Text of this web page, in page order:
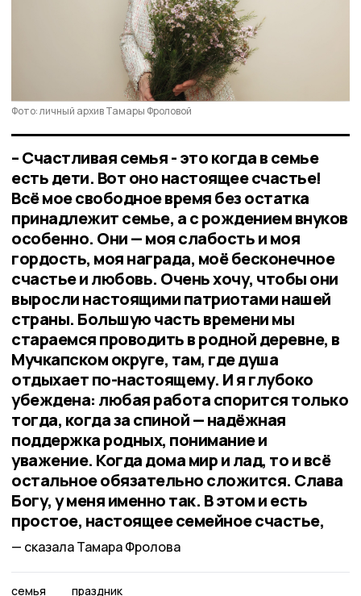
Фото: личный архив Тамары Фроловой
– Счастливая семья - это когда в семье
есть дети. Вот оно настоящее счастье!
Всё мое свободное время без остатка
принадлежит семье, а с рождением внуков
особенно. Они — моя слабость и моя
гордость, моя награда, моё бесконечное
счастье и любовь. Очень хочу, чтобы они
выросли настоящими патриотами нашей
страны. Большую часть времени мы
стараемся проводить в родной деревне, в
Мучкапском округе, там, где душа
отдыхает по-настоящему. И я глубоко
убеждена: любая работа спорится только
тогда, когда за спиной — надёжная
поддержка родных, понимание и
уважение. Когда дома мир и лад, то и всё
остальное обязательно сложится. Слава
Богу, у меня именно так. В этом и есть
простое, настоящее семейное счастье,
сказала Тамара Фролова
семья праздник